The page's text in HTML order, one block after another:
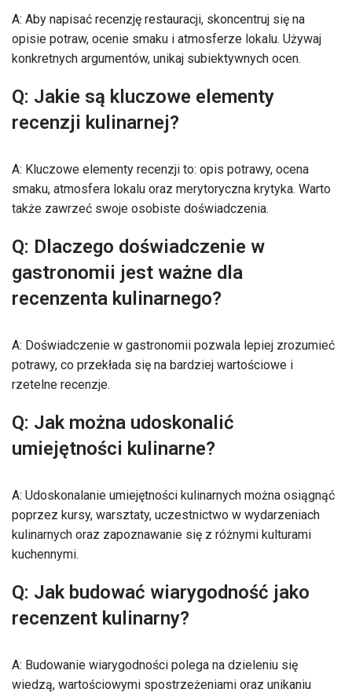
A: Aby napisać recenzję restauracji, skoncentruj się na
opisie potraw, ocenie smaku i atmosferze lokalu. Używaj
konkretnych argumentów, unikaj subiektywnych ocen.
Q: Jakie są kluczowe elementy
recenzji kulinarnej?
A: Kluczowe elementy recenzji to: opis potrawy, ocena
smaku, atmosfera lokalu oraz merytoryczna krytyka. Warto
także zawrzeć swoje osobiste doświadczenia.
Q: Dlaczego doświadczenie w
gastronomii jest ważne dla
recenzenta kulinarnego?
A: Doświadczenie w gastronomii pozwala lepiej zrozumieć
potrawy, co przekłada się na bardziej wartościowe i
rzetelne recenzje.
Q: Jak można udoskonalić
umiejętności kulinarne?
A: Udoskonalanie umiejętności kulinarnych można osiągnąć
poprzez kursy, warsztaty, uczestnictwo w wydarzeniach
kulinarnych oraz zapoznawanie się z różnymi kulturami
kuchennymi.
Q: Jak budować wiarygodność jako
recenzent kulinarny?
A: Budowanie wiarygodności polega na dzieleniu się
wiedzą, wartościowymi spostrzeżeniami oraz unikaniu